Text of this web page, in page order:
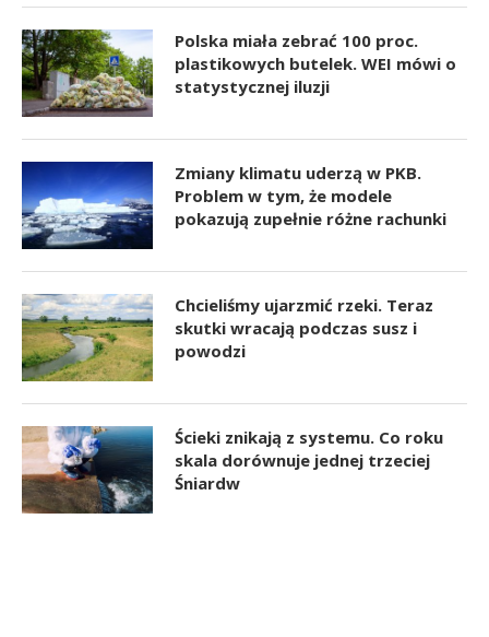
Polska miała zebrać 100 proc.
plastikowych butelek. WEI mówi o
statystycznej iluzji
Zmiany klimatu uderzą w PKB.
Problem w tym, że modele
pokazują zupełnie różne rachunki
Chcieliśmy ujarzmić rzeki. Teraz
skutki wracają podczas susz i
powodzi
Ścieki znikają z systemu. Co roku
skala dorównuje jednej trzeciej
Śniardw